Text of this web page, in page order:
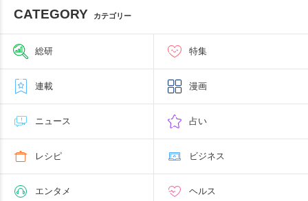
CATEGORY カテゴリー
総研 特集
連載 漫画
ニュース 占い
レシピ ビジネス
エンタメ ヘルス